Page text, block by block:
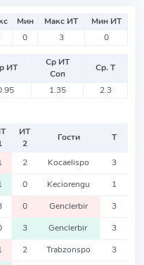
Мин Макс ИТ
Мин ИТ
0 3 0
ИТ
Ср ИТ
Соп
Ср. Т
1.35 2.3
ИТ
2
Гости Т
2 Kocaelispo 3
0 Keciorengu 1
0 Genclerbir 3
3 Genclerbir 3
2 Trabzonspo 3